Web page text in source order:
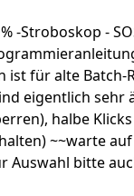
-Stroboskop -
für alte Batch-
eigentlich sehr
halbe
~~warte
Auswahl bitte